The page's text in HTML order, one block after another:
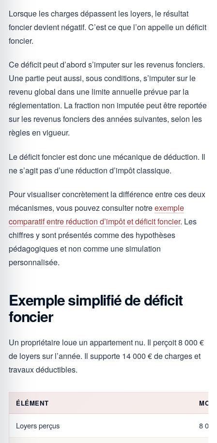
Lorsque les charges dépassent les loyers, le résultat
foncier devient négatif. C’est ce que l’on appelle un déficit
foncier.
Ce déficit peut d’abord s’imputer sur les revenus fonciers.
Une partie peut aussi, sous conditions, s’imputer sur le
revenu global dans une limite annuelle prévue par la
réglementation. La fraction non imputée peut être reportée
sur les revenus fonciers des années suivantes, selon les
règles en vigueur.
Le déficit foncier est donc une mécanique de déduction. Il
ne s’agit pas d’une réduction d’impôt classique.
Pour visualiser concrètement la différence entre ces deux
mécanismes, vous pouvez consulter notreexemple
comparatif entre réduction d’impôt et déficit foncier. Les
chiffres y sont présentés comme des hypothèses
pédagogiques et non comme une simulation
personnalisée.
Exemple simplifié de déficit
foncier
Un propriétaire loue un appartement nu. Il perçoit 8 000 €
de loyers sur l’année. Il supporte 14 000 € de charges et
travaux déductibles.
ÉLÉMENT
Loyers perçus 8